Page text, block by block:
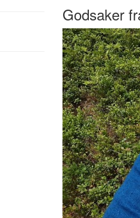
Godsaker